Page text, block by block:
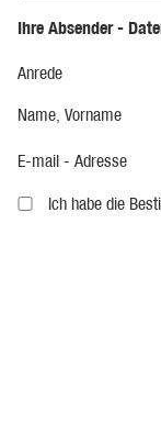
Ihre Absender -
Anrede
Name, Vorname
E-mail - Adresse
Ich habe die